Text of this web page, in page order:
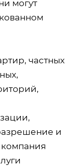
могут
частных
и